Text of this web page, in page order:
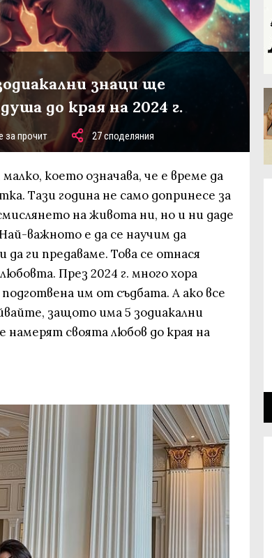
знаци ще
до края на 2024 г.
за прочит 27 споделяния
което означава, че е време да
Тази година не само допринесе за
на живота ни, но и ни даде
важното е да се научим да
ги предаваме. Това се отнася
През 2024 г. много хора
им от съдбата. А ако все
защото има 5 зодиакални
намерят своята любов до края на